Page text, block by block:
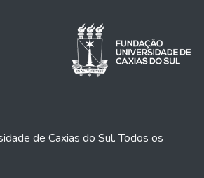
de Caxias do Sul. Todos os